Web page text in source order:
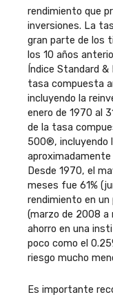
rendimiento que
inversiones. La
gran parte de los
los 10 años
Índice Standard
tasa compuesta
incluyendo la
enero de 1970 al
de la tasa
500®, incluyendo
aproximadamente
Desde 1970, el
meses fue 61%
rendimiento en
(marzo de 2008 a
ahorro en una
poco como el
riesgo mucho
Es importante